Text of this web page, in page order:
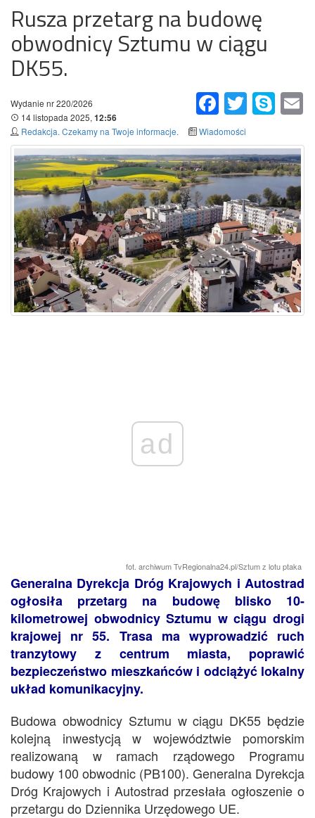
Rusza przetarg na budowę
obwodnicy Sztumu w ciągu
DK55.
FacebookTwitter Skype
Wydanie nr 220/2026
14 listopada 2025, 12:56
Redakcja. Czekamy na Twoje informacje.
Wiadomości
ad
fot. archiwum TvRegionalna24.pl/Sztum z lotu ptaka
Generalna Dyrekcja Dróg Krajowych i Autostrad
ogłosiła przetarg na budowę blisko 10-
kilometrowej obwodnicy Sztumu w ciągu drogi
krajowej nr 55. Trasa ma wyprowadzić ruch
tranzytowy z centrum miasta, poprawić
bezpieczeństwo mieszkańców i odciążyć lokalny
układ komunikacyjny.
Budowa obwodnicy Sztumu w ciągu DK55 będzie
kolejną inwestycją w województwie pomorskim
realizowaną w ramach rządowego Programu
budowy 100 obwodnic (PB100). Generalna Dyrekcja
Dróg Krajowych i Autostrad przesłała ogłoszenie o
przetargu do Dziennika Urzędowego UE.